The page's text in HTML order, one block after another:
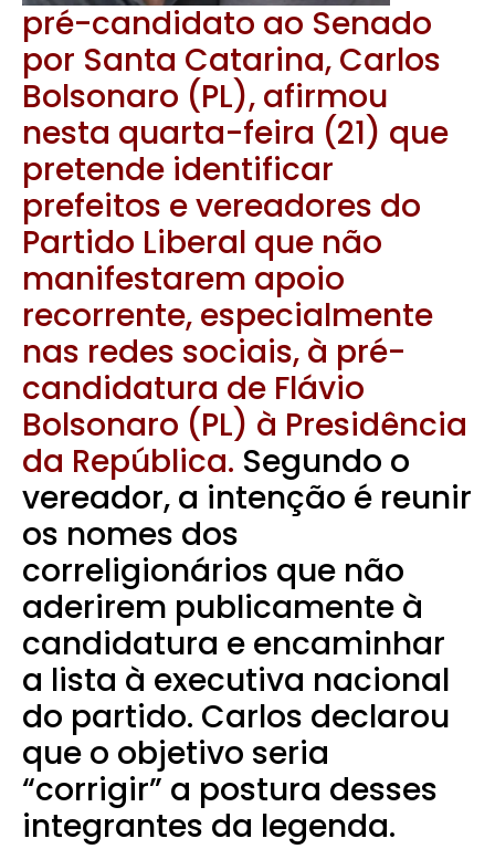
pré-candidato ao Senado
por Santa Catarina, Carlos
Bolsonaro (PL), afirmou
nesta quarta-feira (21) que
pretende identificar
prefeitos e vereadores do
Partido Liberal que não
manifestarem apoio
recorrente, especialmente
nas redes sociais, à pré-
candidatura de Flávio
Bolsonaro (PL) à Presidência
da República. Segundo o
vereador, a intenção é reunir
os nomes dos
correligionários que não
aderirem publicamente à
candidatura e encaminhar
a lista à executiva nacional
do partido. Carlos declarou
que o objetivo seria
“corrigir” a postura desses
integrantes da legenda.